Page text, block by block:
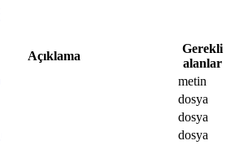
Açıklama
Gerekli
alanlar
metin
dosya
dosya
dosya